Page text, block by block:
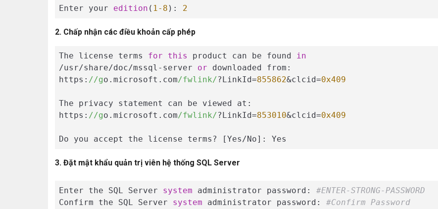
Enter your edition ( 1-8 ): 2
2. Chấp nhận các điều khoản cấp phép
The license terms for this product can be found in
/usr/share/doc/mssql-server or downloaded from:
https: //go.microsoft.com/fwlink/?LinkId=855862&clcid=0x409
The privacy statement can be viewed at:
https: //go.microsoft.com/fwlink/?LinkId=853010&clcid=0x409
Do you accept the license terms? [Yes/No]: Yes
3. Đặt mật khẩu quản trị viên hệ thống SQL Server
Enter the SQL Server system administrator password: #ENTER-STRONG-PASSWORD
Confirm the SQL Server system administrator password: #Confirm Password